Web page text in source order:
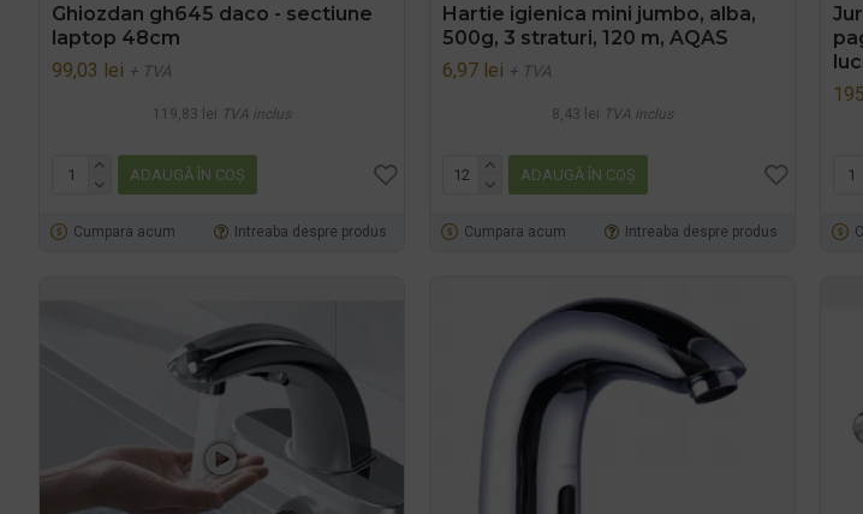
Ghiozdan gh645 daco - sectiune
laptop 48cm
99,03 lei + TVA
119,83 lei TVA inclus
ADAUGĂ ÎN COŞ
Cumpara acum Intreaba despre produs
Hartie igienica mini jumbo, alba,
500g, 3 straturi, 120 m, AQAS
6,97 lei + TVA
8,43 lei TVA inclus
ADAUGĂ ÎN COŞ
Cumpara acum Intreaba despre produs